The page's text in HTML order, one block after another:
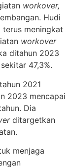
workover,
Hudi
meningkat
workover
ditahun 2023
47,3%.
2021
2023 mencapai
Dia
ditargetkan
menjaga